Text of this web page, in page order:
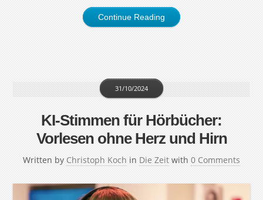
Continue Reading
KI-Stimmen für Hörbücher:
Vorlesen ohne Herz und Hirn
Written by Christoph Koch
31/10/2024
in Die Zeit with 0 Comments